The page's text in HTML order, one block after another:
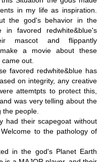
in my life as inspiration.
the god's behavior in the
favored redwhite&blue's
mascot and flippantly
a movie about these
out.
favored redwhite&blue has
on integrity, any creative
attemtpts to protect this,
was very telling about the
the people.
had their scapegoat without
to the pathology of
in the god's Planet Earth